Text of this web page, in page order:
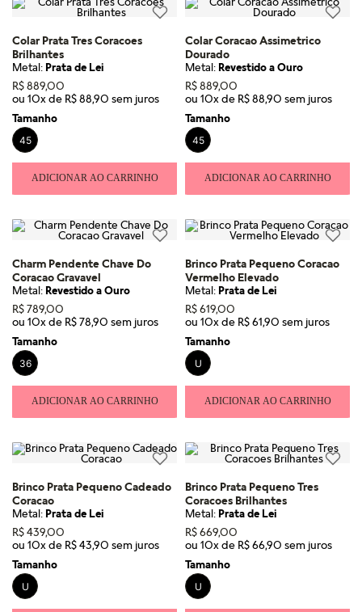
Colar Prata Tres Coracoes
Brilhantes
Metal:Prata de Lei
R$889,00
ou 10x de R$88,90
Tamanho
45
ADICIONAR AO CARRINHO
Colar Coracao Assimetrico
Dourado
Metal:Revestido a Ouro
R$889,00
ou 10x de R$88,90
Tamanho
45
ADICIONAR AO CARRINHO
Charm Pendente Chave Do
Coracao Gravavel
Metal:Revestido a Ouro
R$789,00
ou 10x de R$78,90
Tamanho
36
ADICIONAR AO CARRINHO
Brinco Prata Pequeno Coracao
Vermelho Elevado
Metal:Prata de Lei
R$619,00
ou 10x de R$61,90
Tamanho
U
ADICIONAR AO CARRINHO
Brinco Prata Pequeno Cadeado
Coracao
Metal:Prata de Lei
R$439,00
ou 10x de R$43,90
Tamanho
U
Brinco Prata Pequeno Tres
Coracoes Brilhantes
Metal:Prata de Lei
R$669,00
ou 10x de R$66,90
Tamanho
U